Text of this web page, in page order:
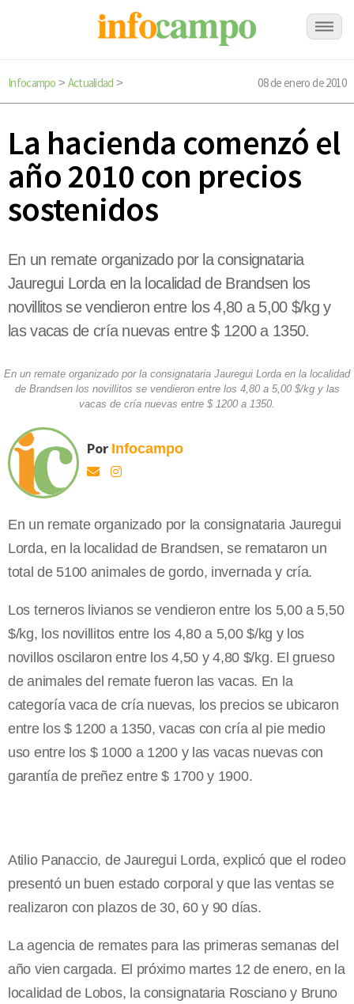
Infocampo > Actualidad > 08 de enero de 2010
La hacienda comenzó el
año 2010 con precios
sostenidos
En un remate organizado por la consignataria
Jauregui Lorda en la localidad de Brandsen los
novillitos se vendieron entre los 4,80 a 5,00 $/kg y
las vacas de cría nuevas entre $ 1200 a 1350.
En un remate organizado por la consignataria Jauregui Lorda en la localidad
de Brandsen los novillitos se vendieron entre los 4,80 a 5,00 $/kg y las
vacas de cría nuevas entre $ 1200 a 1350.
Por Infocampo
En un remate organizado por la consignataria Jauregui
Lorda, en la localidad de Brandsen, se remataron un
total de 5100 animales de gordo, invernada y cría.
Los terneros livianos se vendieron entre los 5,00 a 5,50
$/kg, los novillitos entre los 4,80 a 5,00 $/kg y los
novillos oscilaron entre los 4,50 y 4,80 $/kg. El grueso
de animales del remate fueron las vacas. En la
categoría vaca de cría nuevas, los precios se ubicaron
entre los $ 1200 a 1350, vacas con cría al pie medio
uso entre los $ 1000 a 1200 y las vacas nuevas con
garantía de preñez entre $ 1700 y 1900.
Atilio Panaccio, de Jauregui Lorda, explicó que el rodeo
presentó un buen estado corporal y que las ventas se
realizaron con plazos de 30, 60 y 90 días.
La agencia de remates para las primeras semanas del
año vien cargada. El próximo martes 12 de enero, en la
localidad de Lobos, la consignataria Rosciano y Bruno